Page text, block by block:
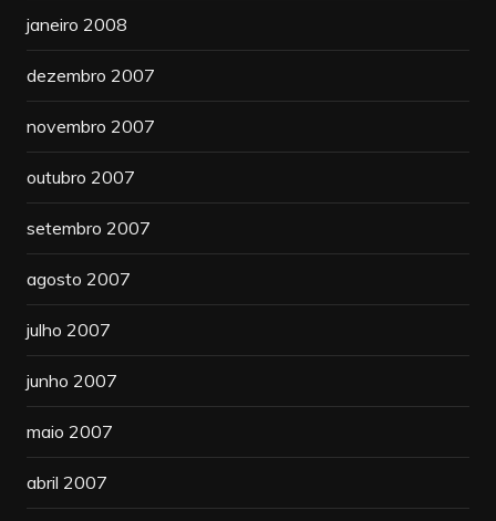
janeiro 2008
dezembro 2007
novembro 2007
outubro 2007
setembro 2007
agosto 2007
julho 2007
junho 2007
maio 2007
abril 2007